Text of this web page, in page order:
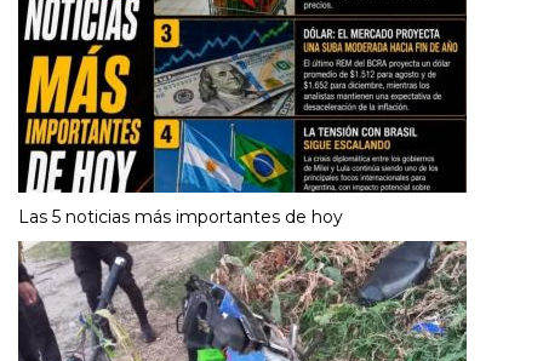
Las 5 noticias más importantes de hoy